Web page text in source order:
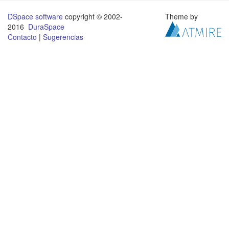
DSpace software copyright © 2002-
2016 DuraSpace
Contacto | Sugerencias
Theme by